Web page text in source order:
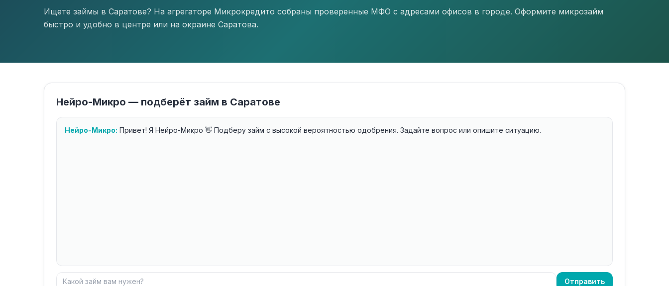
Ищете займы в Саратове? На агрегаторе Микрокредито собраны проверенные МФО с адресами офисов в городе. Оформите микрозайм
быстро и удобно в центре или на окраине Саратова.
Нейро-Микро — подберёт займ в Саратове
Нейро-Микро: Привет! Я Нейро-Микро 👋 Подберу займ с высокой вероятностью одобрения. Задайте вопрос или опишите ситуацию.
Отправить